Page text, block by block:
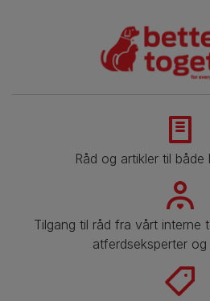
Råd og artikler til
Tilgang til råd fra vårt interne
atferdseksperter og